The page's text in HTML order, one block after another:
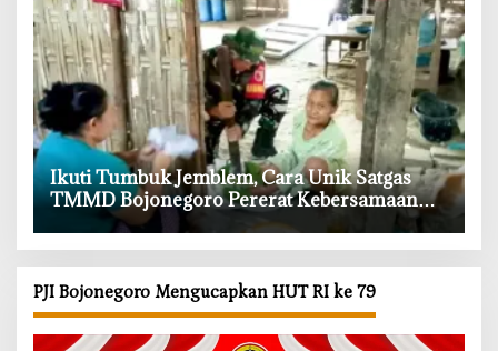
‎Ikuti Tumbuk Jemblem, Cara Unik Satgas
TMMD Bojonegoro Pererat Kebersamaan
dengan Warga
PJI Bojonegoro Mengucapkan HUT RI ke 79